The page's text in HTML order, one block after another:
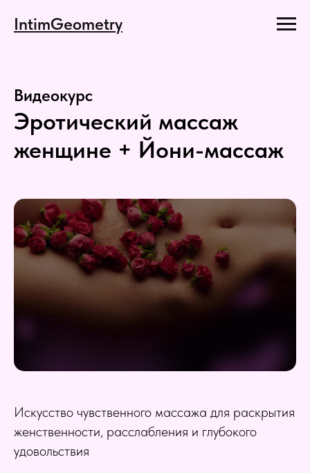
IntimGeometry
Видеокурс
Эротический массаж
женщине + Йони-массаж
Искусство чувственного массажа для раскрытия
женственности, расслабления и глубокого
удовольствия